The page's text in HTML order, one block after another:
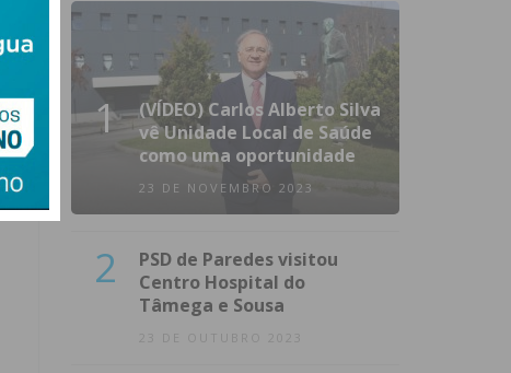
1
(VÍDEO) Carlos Alberto Silva
vê Unidade Local de Saúde
como uma oportunidade
23 DE NOVEMBRO 2023
2
PSD de Paredes visitou
Centro Hospital do
Tâmega e Sousa
23 DE OUTUBRO 2023